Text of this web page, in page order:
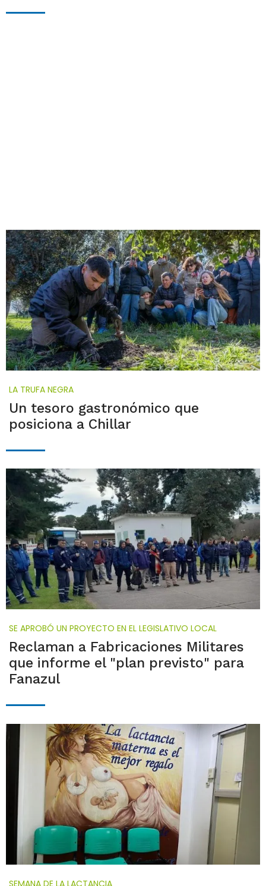
LA TRUFA NEGRA
Un tesoro gastronómico que
posiciona a Chillar
SE APROBÓ UN PROYECTO EN EL LEGISLATIVO LOCAL
Reclaman a Fabricaciones Militares
que informe el "plan previsto" para
Fanazul
SEMANA DE LA LACTANCIA